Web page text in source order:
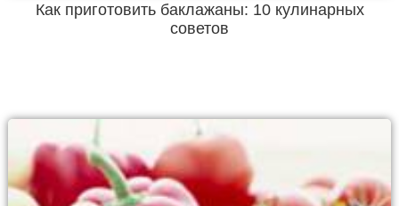
Как приготовить баклажаны: 10 кулинарных
советов